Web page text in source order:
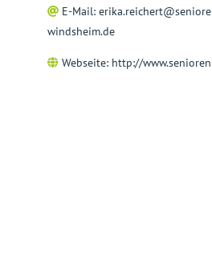
E-Mail:
windsheim.de
Webseite: http://